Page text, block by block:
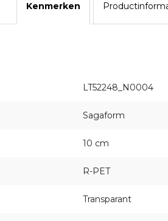
Kenmerken
LT52248_N0004
Sagaform
10 cm
R-PET
Transparant